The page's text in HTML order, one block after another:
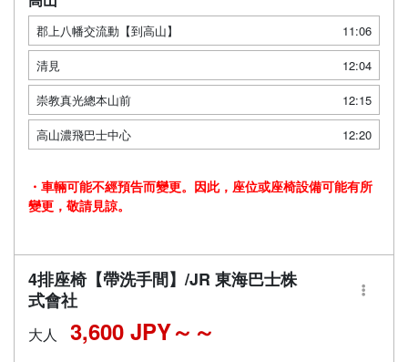
郡上八幡交流動【到高山】
11:06
清見
12:04
崇教真光總本山前
12:15
高山濃飛巴士中心
12:20
・車輛可能不經預告而變更。因此，座位或座椅設備可能有所
變更，敬請見諒。
4排座椅【帶洗手間】/JR 東海巴士株
式會社
大人 3,600 JPY～